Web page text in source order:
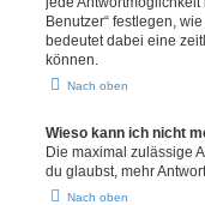
Benutzer“ festlegen,
bedeutet dabei eine
können.
Nach oben
Wieso kann ich nicht
Die maximal zulässige
du glaubst, mehr
Nach oben